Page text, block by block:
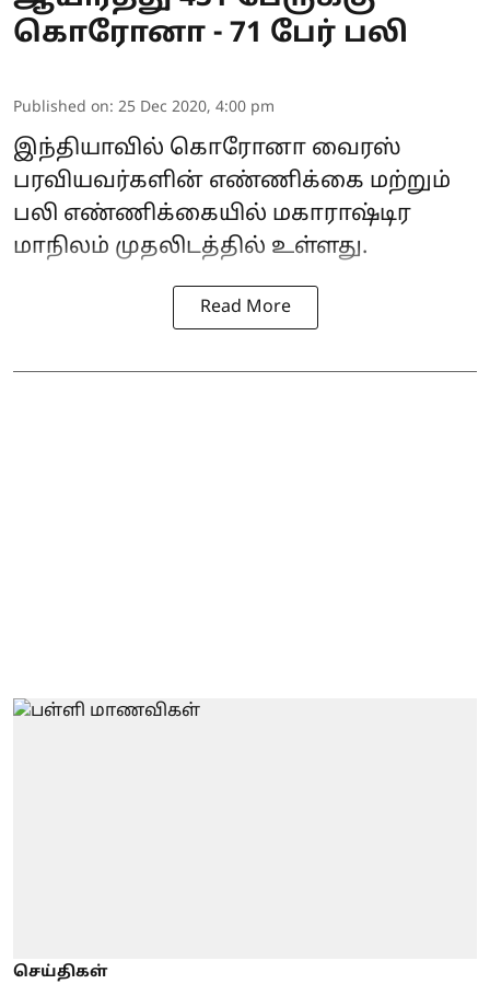
கொரோனா - 71 பேர் பலி
Published on: 25 Dec 2020, 4:00 pm
இந்தியாவில் கொரோனா வைரஸ்
பரவியவர்களின் எண்ணிக்கை மற்றும்
பலி எண்ணிக்கையில் மகாராஷ்டிர
மாநிலம் முதலிடத்தில் உள்ளது.
Read More
செய்திகள்